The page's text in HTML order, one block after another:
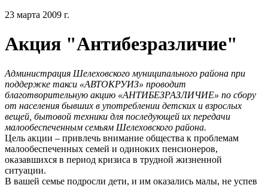
23 марта 2009 г.
Акция "Антибезразличие"
Администрация Шелеховского муниципального района при
поддержке такси «АВТОКРУИЗ» проводит
благотворительную акцию «АНТИБЕЗРАЗЛИЧИЕ» по сбору
от населения бывших в употреблении детских и взрослых
вещей, бытовой техники для последующей их передачи
малообеспеченным семьям Шелеховского района.
Цель акции – привлечь внимание общества к проблемам
малообеспеченных семей и одиноких пенсионеров,
оказавшихся в период кризиса в трудной жизненной
ситуации.
В вашей семье подросли дети, и им оказались малы, не успев